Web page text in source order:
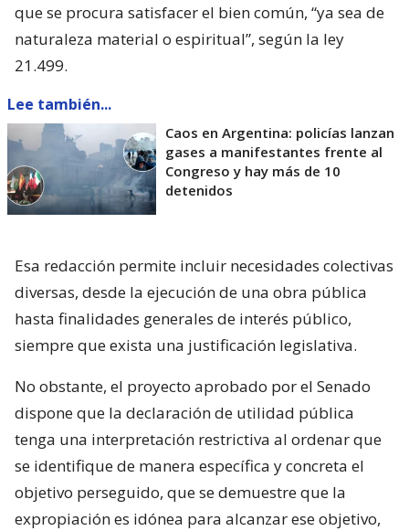
que se procura satisfacer el bien común, “ya sea de
naturaleza material o espiritual”, según la ley
21.499.
Lee también...
Caos en Argentina: policías lanzan
gases a manifestantes frente al
Congreso y hay más de 10
detenidos
Esa redacción permite incluir necesidades colectivas
diversas, desde la ejecución de una obra pública
hasta finalidades generales de interés público,
siempre que exista una justificación legislativa.
No obstante, el proyecto aprobado por el Senado
dispone que la declaración de utilidad pública
tenga una interpretación restrictiva al ordenar que
se identifique de manera específica y concreta el
objetivo perseguido, que se demuestre que la
expropiación es idónea para alcanzar ese objetivo,